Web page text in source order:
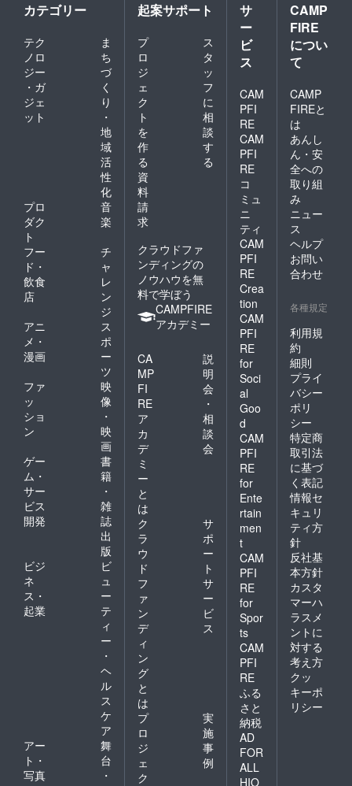
カテゴリー
テク
ノロ
ジー
・ガ
ジェ
ット
ま
ち
づ
く
り
・
地
域
活
性
化
プロ
ダク
ト
音
楽
フー
ド・
飲食
店
チ
ャ
レ
ン
ジ
アニ
メ・
漫画
ス
ポ
ー
ツ
ファ
ッ
ショ
ン
映
像
・
映
画
ゲー
ム・
サー
ビス
開発
書
籍
・
雑
誌
出
版
ビジ
ネ
ス・
起業
ビ
ュ
ー
テ
ィ
ー
・
ヘ
ル
ス
ケ
ア
アー
ト・
写真
舞
台
・
起案サポート
プ
ロ
ジ
ェ
ク
ト
を
作
る
ス
タ
ッ
フ
に
相
談
す
る
資
料
請
求
クラウドファ
ンディングの
ノウハウを無
料で学ぼう
CAMPFIRE
アカデミー
CA
MP
FI
RE
ア
カ
デ
ミ
ー
と
は
説
明
会
・
相
談
会
ク
ラ
ウ
ド
フ
ァ
ン
デ
ィ
ン
グ
と
は
サ
ポ
ー
ト
サ
ー
ビ
ス
プ
ロ
ジ
ェ
ク
実
施
事
例
サ
ー
ビ
ス
CAM
PFI
RE
CAM
PFI
RE
コ
ミュ
ニ
ティ
CAM
PFI
RE
Crea
tion
CAM
PFI
RE
for
Soci
al
Goo
d
CAM
PFI
RE
for
Ente
rtain
men
t
CAM
PFI
RE
for
Spor
ts
CAM
PFI
RE
ふる
さと
納税
AD
FOR
ALL
HIO
CAMP
FIRE
につい
て
CAMP
FIREと
は
あんし
ん・安
全への
取り組
み
ニュー
ス
ヘルプ
お問い
合わせ
各種規定
利用規
約
細則
プライ
バシー
ポリ
シー
特定商
取引法
に基づ
く表記
情報セ
キュリ
ティ方
針
反社基
本方針
カスタ
マーハ
ラスメ
ントに
対する
考え方
クッ
キーポ
リシー